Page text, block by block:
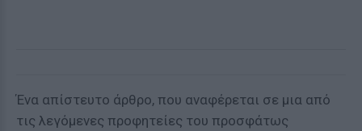
Ένα απίστευτο άρθρο, που αναφέρεται σε μια από
τις λεγόμενες προφητείες του προσφάτως